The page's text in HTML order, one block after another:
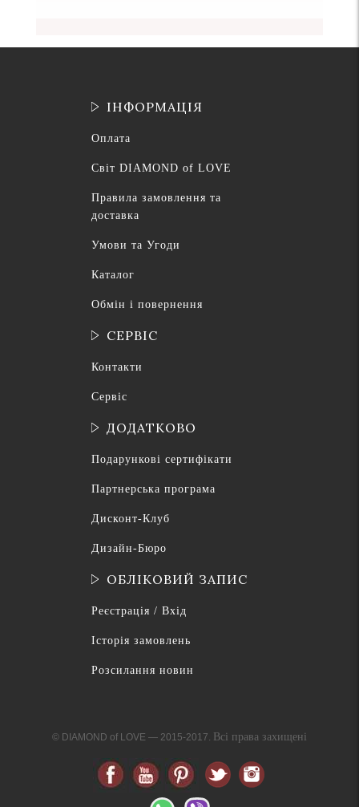
ІНФОРМАЦІЯ
Оплата
Світ DIAMOND of LOVE
Правила замовлення та
доставка
Умови та Угоди
Каталог
Обмін і повернення
СЕРВІС
Контакти
Сервіс
ДОДАТКОВО
Подарункові сертифікати
Партнерська програма
Дисконт-Клуб
Дизайн-Бюро
ОБЛІКОВИЙ ЗАПИС
Реєстрація / Вхід
Історія замовлень
Розсилання новин
© DIAMOND of LOVE — 2015-2017. Всі права захищені